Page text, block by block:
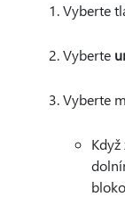
Vyberte
Vyberte
Vyberte